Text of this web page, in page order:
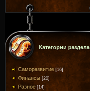
Категории раздела
Саморазвитие [16]
Финансы [20]
Разное [14]